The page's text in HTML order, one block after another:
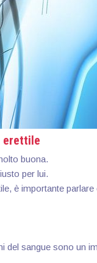
erettile
buona.
per lui.
è importante
del sangue sono un